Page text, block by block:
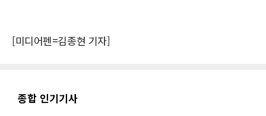
[미디어펜=김종현 기자]
종합 인기기사